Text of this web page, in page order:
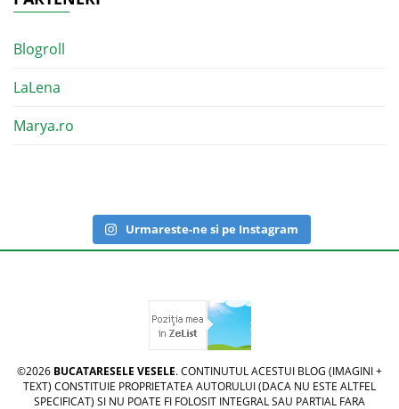
Blogroll
LaLena
Marya.ro
Urmareste-ne si pe Instagram
©2026 BUCATARESELE VESELE. CONTINUTUL ACESTUI BLOG (IMAGINI +
TEXT) CONSTITUIE PROPRIETATEA AUTORULUI (DACA NU ESTE ALTFEL
SPECIFICAT) SI NU POATE FI FOLOSIT INTEGRAL SAU PARTIAL FARA